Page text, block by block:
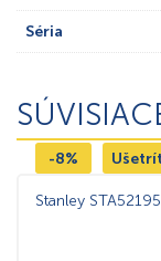
Séria
-8%
Stanley